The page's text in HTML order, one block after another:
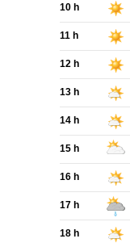
10 h
11 h
12 h
13 h
14 h
15 h
16 h
17 h
18 h